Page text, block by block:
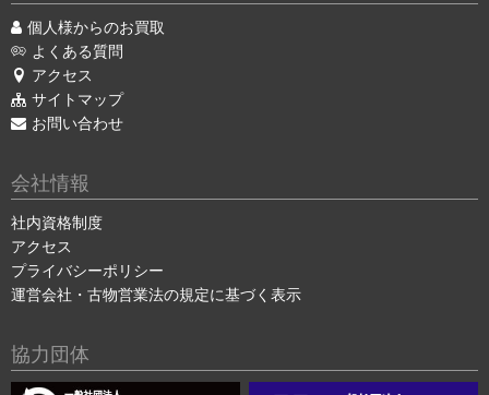
個人様からのお買取
よくある質問
アクセス
サイトマップ
お問い合わせ
会社情報
社内資格制度
アクセス
プライバシーポリシー
運営会社・古物営業法の規定に基づく表示
協力団体